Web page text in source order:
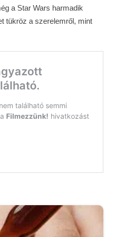
a Star Wars harmadik
tükröz a szerelemről, mint